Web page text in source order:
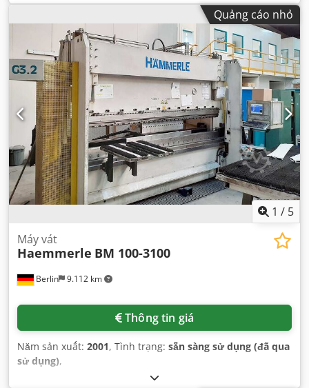
Quảng cáo nhỏ
1 / 5
Berlin 9.112 km
Máy vát
Haemmerle BM 100-3100
Thông tin giá
Năm sản xuất: 2001, Tình trạng: sẵn sàng sử dụng (đã qua
sử dụng),